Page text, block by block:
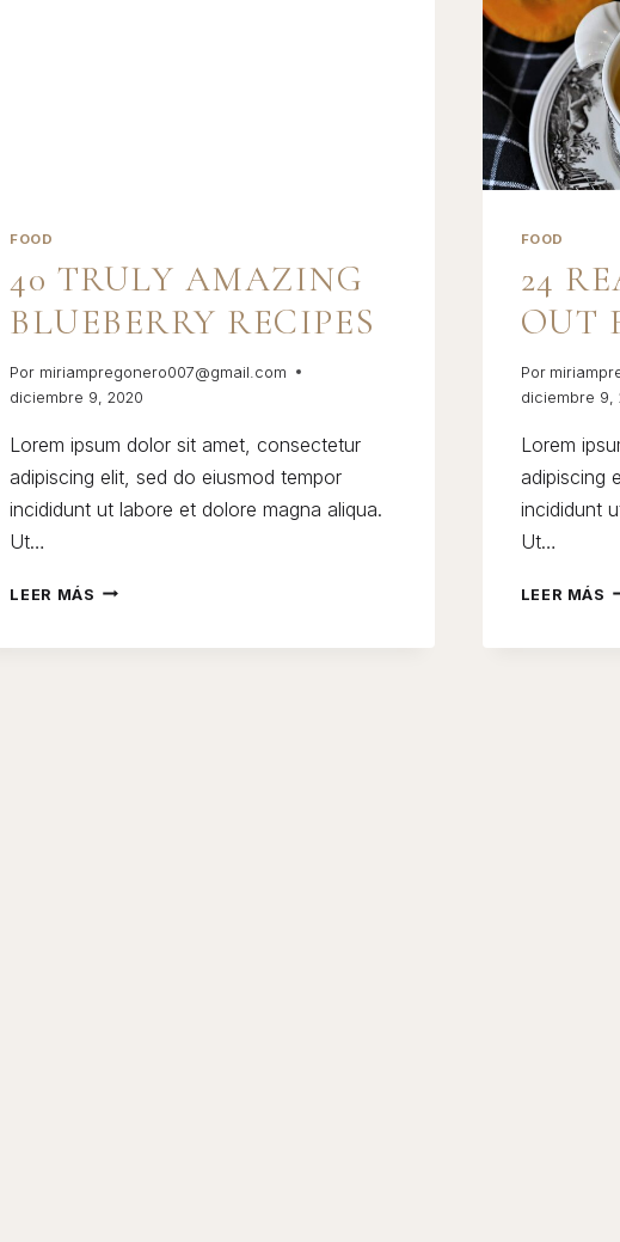
FOOD
40 TRULY AMAZING
BLUEBERRY RECIPES
Por miriampregonero007@gmail.com
diciembre 9, 2020
Lorem ipsum dolor sit amet, consectetur
adipiscing elit, sed do eiusmod tempor
incididunt ut labore et dolore magna aliqua.
Ut…
LEER MÁS 40
FOOD
24
OUT
Por
diciembre 9,
Lorem
adipiscing
incididunt
Ut…
LEER MÁS